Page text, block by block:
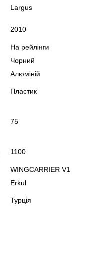
Largus
2010-
На рейлінги
Чорний
Алюміній
Пластик
75
1100
WINGCARRIER V1
Erkul
Турція